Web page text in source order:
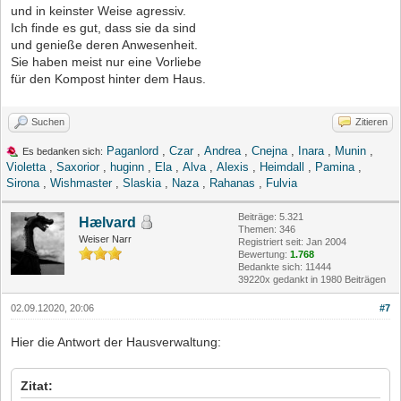
und in keinster Weise agressiv.
Ich finde es gut, dass sie da sind
und genieße deren Anwesenheit.
Sie haben meist nur eine Vorliebe
für den Kompost hinter dem Haus.
Suchen Zitieren
Es bedanken sich: Paganlord Czar, Andrea Cnejna Inara Munin
Violetta
Saxorior, huginn Ela Alva Alexis Heimdall Pamina
Sirona
Wishmaster, Slaskia Naza Rahanas Fulvia
Hælvard
Weiser Narr
Beiträge: 5.321
Themen: 346
Registriert seit: Jan 2004
Bewertung: 1.768
Bedankte sich: 11444
39220x gedankt in 1980 Beiträgen
#7
02.09.12020, 20:06
Hier die Antwort der Hausverwaltung:
Zitat: